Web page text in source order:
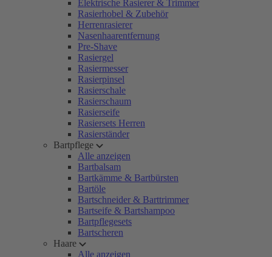
Elektrische Rasierer & Trimmer
Rasierhobel & Zubehör
Herrenrasierer
Nasenhaarentfernung
Pre-Shave
Rasiergel
Rasiermesser
Rasierpinsel
Rasierschale
Rasierschaum
Rasierseife
Rasiersets Herren
Rasierständer
Bartpflege
Alle anzeigen
Bartbalsam
Bartkämme & Bartbürsten
Bartöle
Bartschneider & Barttrimmer
Bartseife & Bartshampoo
Bartpflegesets
Bartscheren
Haare
Alle anzeigen